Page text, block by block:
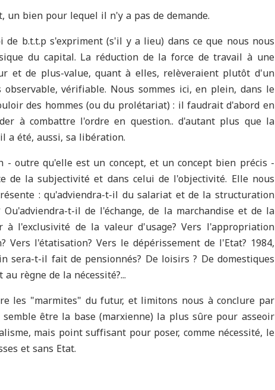
bien pour lequel il n'y a pas de demande.
b.t.t.p s'expriment (s'il y a lieu) dans ce que nous nous
du capital. La réduction de la force de travail à une
et de plus-value, quant à elles, relèveraient plutôt d'un
vérifiable. Nous sommes ici, en plein, dans le
des hommes (ou du prolétariat) : il faudrait d'abord en
à combattre l'ordre en question.. d'autant plus que la
a été, aussi, sa libération.
outre qu'elle est un concept, et un concept bien précis -
de la subjectivité et dans celui de l'objectivité. Elle nous
: qu'adviendra-t-il du salariat et de la structuration
t-il de l'échange, de la marchandise et de la
l'exclusivité de la valeur d'usage? Vers l'appropriation
Vers l'étatisation? Vers le dépérissement de l'Etat? 1984,
sera-t-il fait de pensionnés? De loisirs ? De domestiques
règne de la nécessité?...
les "marmites" du futur, et limitons nous à conclure par
être la base (marxienne) la plus sûre pour asseoir
mais point suffisant pour poser, comme nécessité, le
et sans Etat.